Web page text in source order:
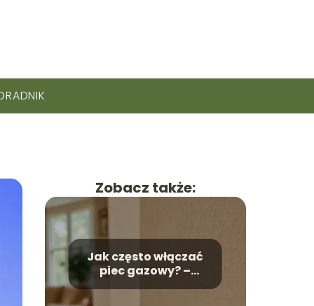
Zobacz także:
Jak często włączać
piec gazowy? –
Odpowiadamy na